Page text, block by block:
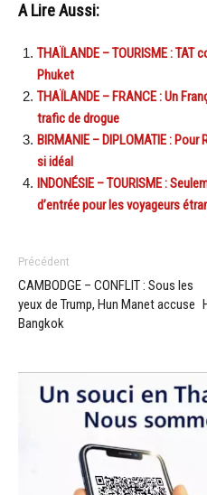
A Lire Aussi:
THAÏLANDE – TOURISME :
Phuket
THAÏLANDE – FRANCE : Un
trafic de drogue
BIRMANIE – DIPLOMATIE :
si idéal
INDONÉSIE – TOURISME :
d’entrée pour les voyageurs
Précédent
CAMBODGE – CONFLIT : Sous les
yeux de Trump, Hun Manet accuse
Bangkok